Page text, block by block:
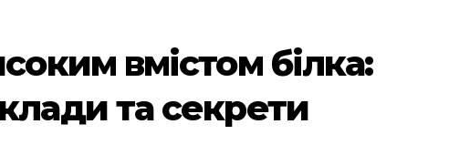
вмістом білка:
та секрети